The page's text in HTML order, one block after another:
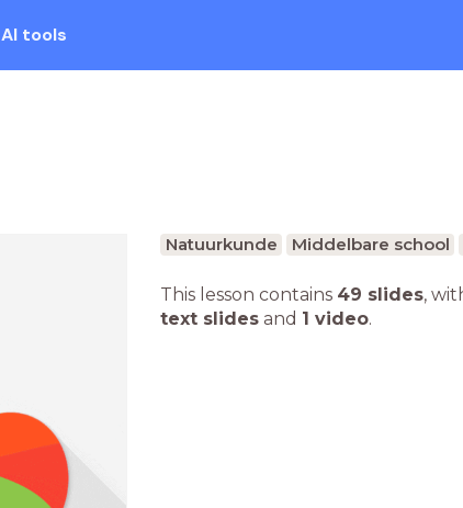
AI tools
Natuurkunde Middelbare school
This lesson contains 49 slides,
text slides and 1 video.